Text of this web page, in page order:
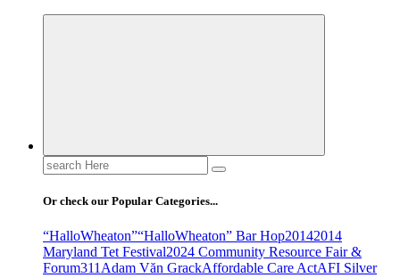
Search
for:
Or check our Popular Categories...
“HalloWheaton”“HalloWheaton” Bar Hop20142014
Maryland Tet Festival2024 Community Resource Fair &
Forum311 Adam Văn GrackAffordable Care ActAFI Silver